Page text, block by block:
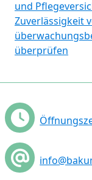
und
Zuverlässigkeit
überprüfen